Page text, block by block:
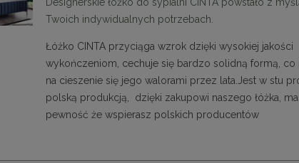
cm
cm
DO KOSZYKA
Designerskie łóżko do sypialni CINTA powstało z
Twoich indywidualnych potrzebach.
Łóżko CINTA przyciąga wzrok dzięki wysokiej jakości
wykończeniom, cechuje się bardzo solidną formą,
na cieszenie się jego walorami przez lata.Jest w stu
polską produkcją, dzięki zakupowi naszego łóżka,
pewność że wspierasz polskich producentów